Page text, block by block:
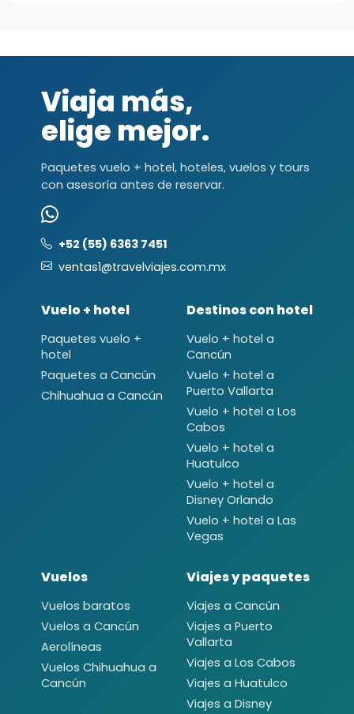
Viaja más,
elige mejor.
Paquetes vuelo + hotel, hoteles, vuelos y tours
con asesoría antes de reservar.
+52 (55) 6363 7451
ventas1@travelviajes.com.mx
Vuelo + hotel
Paquetes vuelo +
hotel
Paquetes a Cancún
Chihuahua a Cancún
Destinos con hotel
Vuelo + hotel a
Cancún
Vuelo + hotel a
Puerto Vallarta
Vuelo + hotel a Los
Cabos
Vuelo + hotel a
Huatulco
Vuelo + hotel a
Disney Orlando
Vuelo + hotel a Las
Vegas
Vuelos
Vuelos baratos
Vuelos a Cancún
Aerolíneas
Vuelos Chihuahua a
Cancún
Viajes y paquetes
Viajes a Cancún
Viajes a Puerto
Vallarta
Viajes a Los Cabos
Viajes a Huatulco
Viajes a Disney